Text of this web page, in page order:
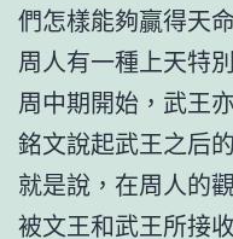
們怎樣能夠贏得天
周人有一種上天特
周中期開始，武王
銘文說起武王之后
就是說，在周人的
被文王和武王所接